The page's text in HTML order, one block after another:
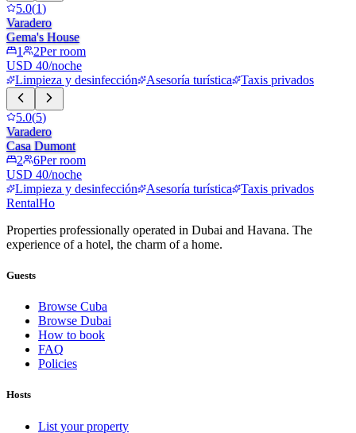
5.0(1)
Varadero
Gema's House
1
2Per room
USD 40/noche
Limpieza y desinfección
Asesoría turística Taxis privados
5.0(5)
Varadero
Casa Dumont
2
6Per room
USD 40/noche
Limpieza y desinfección
Asesoría turística
Taxis privados
RentalHo
Properties professionally operated in Dubai and Havana. The
experience of a hotel, the charm of a home.
Guests
Browse Cuba
Browse Dubai
How to book
FAQ
Policies
Hosts
List your property